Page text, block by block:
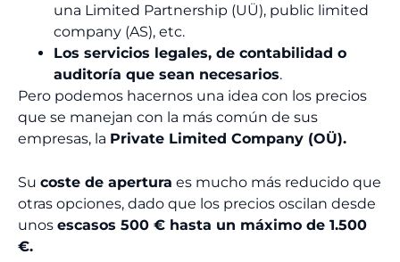
una Limited Partnership (UÜ), public limited
company (AS), etc.
Los servicios legales, de contabilidad o
auditoría que sean necesarios.
Pero podemos hacernos una idea con los precios
que se manejan con la más común de sus
empresas, la Private Limited Company (OÜ).
Su coste de apertura es mucho más reducido que
otras opciones, dado que los precios oscilan desde
unos escasos 500 € hasta un máximo de 1.500
€.